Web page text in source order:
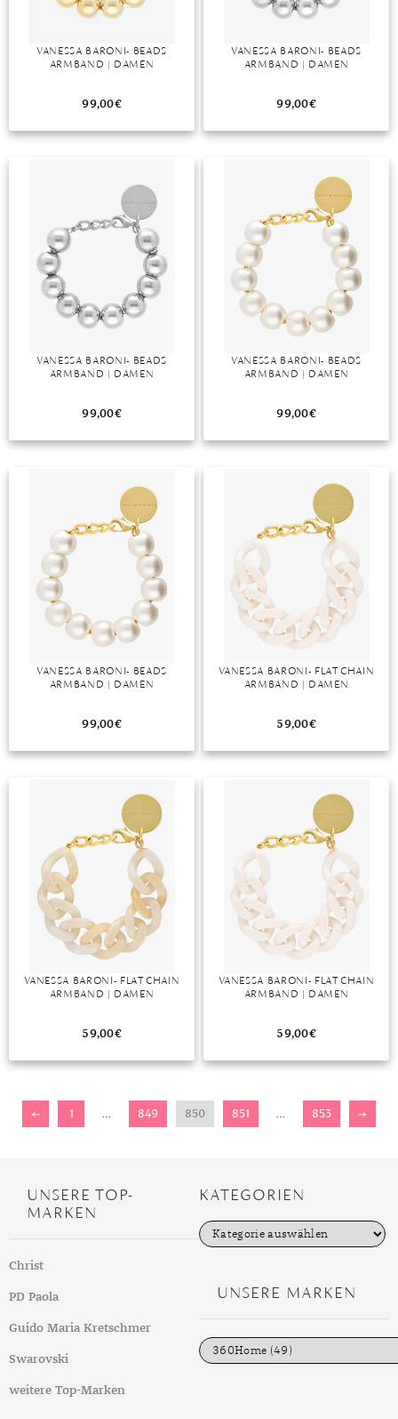
VANESSA BARONI- BEADS
ARMBAND | DAMEN
99,00€
VANESSA BARONI- BEADS
ARMBAND | DAMEN
99,00€
VANESSA BARONI- BEADS
ARMBAND | DAMEN
99,00€
VANESSA BARONI- BEADS
ARMBAND | DAMEN
99,00€
VANESSA BARONI- BEADS
ARMBAND | DAMEN
99,00€
VANESSA BARONI- FLAT CHAIN
ARMBAND | DAMEN
59,00€
VANESSA BARONI- FLAT CHAIN
ARMBAND | DAMEN
59,00€
VANESSA BARONI- FLAT CHAIN
ARMBAND | DAMEN
59,00€
← 1 … 849 850 851 … 853 →
UNSERE TOP-
MARKEN
Christ
PD Paola
Guido Maria Kretschmer
Swarovski
weitere Top-Marken
KATEGORIEN
K
a
e
n
UNSERE MARKEN